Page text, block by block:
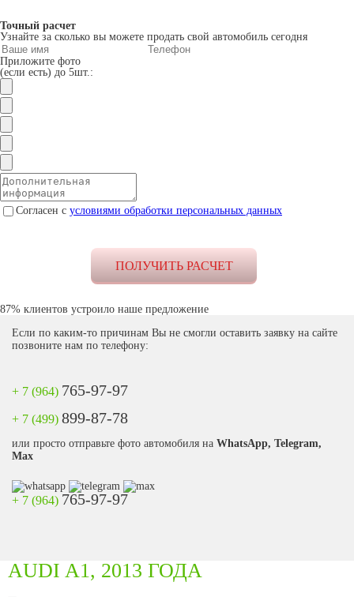
Точный расчет
Узнайте за сколько вы можете продать свой автомобиль сегодня
Приложите фото
(если есть) до 5шт.:
Согласен с условиями обработки персональных данных
87% клиентов устроило наше предложение
Если по каким-то причинам Вы не смогли оставить заявку на сайте
позвоните нам по телефону:
+ 7 (964) 765-97-97
+ 7 (499) 899-87-78
или просто отправьте фото автомобиля на WhatsApp, Telegram,
Max
+ 7 (964) 765-97-97
AUDI A1, 2013 ГОДА